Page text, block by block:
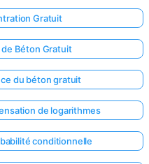
Gratuit
Béton Gratuit
du béton gratuit
de logarithmes
conditionnelle